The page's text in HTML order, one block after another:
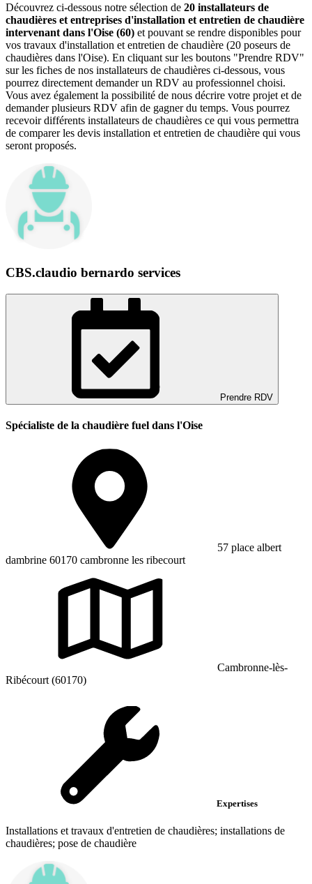
Découvrez ci-dessous notre sélection de 20 installateurs de
chaudières et entreprises d'installation et entretien de chaudière
intervenant dans l'Oise (60) et pouvant se rendre disponibles pour
vos travaux d'installation et entretien de chaudière (20 poseurs de
chaudières dans l'Oise). En cliquant sur les boutons "Prendre RDV"
sur les fiches de nos installateurs de chaudières ci-dessous, vous
pourrez directement demander un RDV au professionnel choisi.
Vous avez également la possibilité de nous décrire votre projet et de
demander plusieurs RDV afin de gagner du temps. Vous pourrez
recevoir différents installateurs de chaudières ce qui vous permettra
de comparer les devis installation et entretien de chaudière qui vous
seront proposés.
CBS.claudio bernardo services
Prendre RDV
Spécialiste de la chaudière fuel dans l'Oise
57 place albert
dambrine 60170 cambronne les ribecourt
Cambronne-lès-
Ribécourt (60170)
Expertises
Installations et travaux d'entretien de chaudières; installations de
chaudières; pose de chaudière